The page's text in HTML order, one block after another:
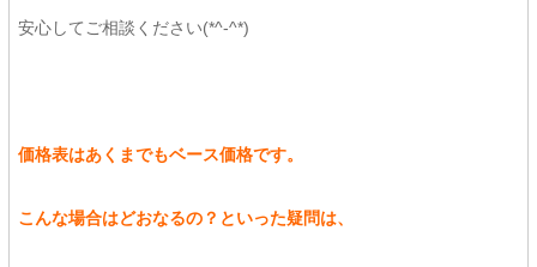
安心してご相談ください(*^-^*)
価格表はあくまでもベース価格です。
こんな場合はどおなるの？といった疑問は、